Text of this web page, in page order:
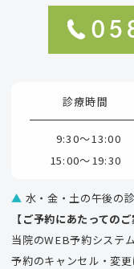
診療時間
9:30～13:00
15:00～19:30
▲ 水・金・土の午後の
【ご予約にあたってのご
当院のWEB予約システ
予約のキャンセル・変